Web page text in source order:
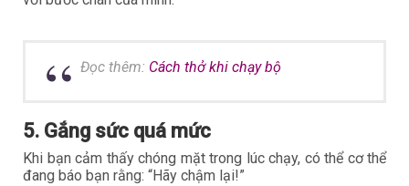
Đọc thêm: Cách thở khi chạy bộ
5. Gắng sức quá mức
Khi bạn cảm thấy chóng mặt trong lúc chạy, có thể cơ thể
đang báo bạn rằng: “Hãy chậm lại!”